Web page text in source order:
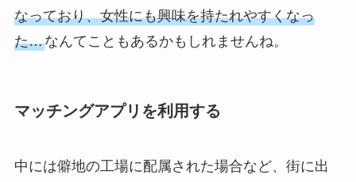
なっており、女性にも興味を持たれやすくなっ
た…なんてこともあるかもしれませんね。
マッチングアプリを利用する
中には僻地の工場に配属された場合など、街に出